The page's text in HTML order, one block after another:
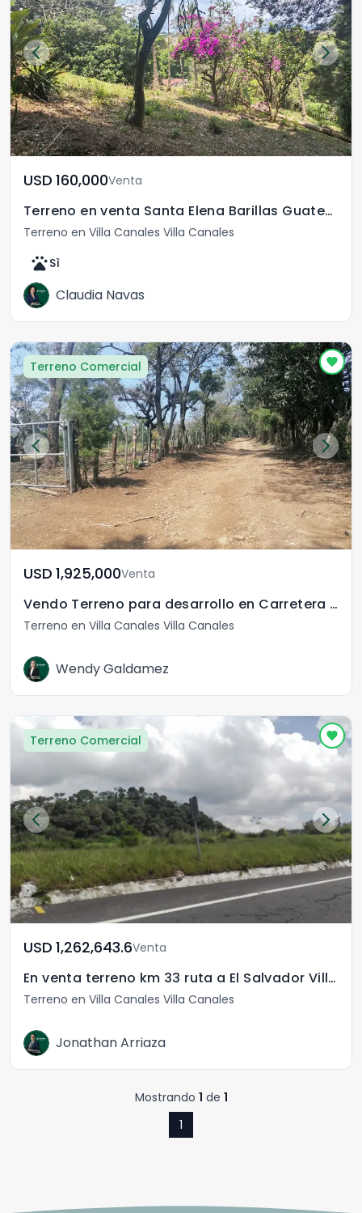
USD	160,000Venta
Terreno en venta Santa Elena Barillas Guatemala
Terreno en Villa Canales Villa Canales
petsSì
Claudia Navas
Terreno Comercial
USD	1,925,000Venta
Vendo Terreno para desarrollo en Carretera El Salvador
Terreno en Villa Canales Villa Canales
Wendy Galdamez
Terreno Comercial
USD	1,262,643.6Venta
En venta terreno km 33 ruta a El Salvador Villa Canales
Terreno en Villa Canales Villa Canales
Jonathan Arriaza
Mostrando 1 de 1
1